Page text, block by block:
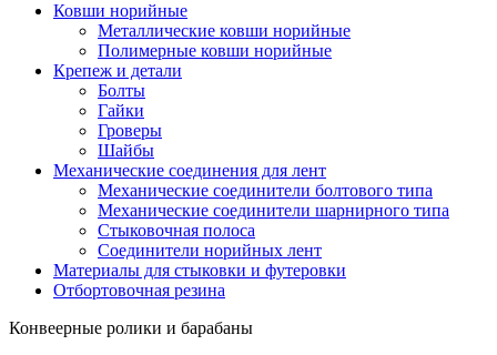
Ковши норийные
Металлические ковши норийные
Полимерные ковши норийные
Крепеж и детали
Болты
Гайки
Гроверы
Шайбы
Механические соединения для лент
Механические соединители болтового типа
Механические соединители шарнирного типа
Стыковочная полоса
Соединители норийных лент
Материалы для стыковки и футеровки
Отбортовочная резина
Конвеерные ролики и барабаны